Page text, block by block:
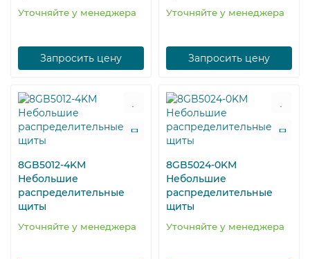
Уточняйте у менеджера
Запросить цену
Уточняйте у менеджера
Запросить цену
8GB5012-4KM
Небольшие
распределительные
щиты
Уточняйте у менеджера
8GB5024-0KM
Небольшие
распределительные
щиты
Уточняйте у менеджера